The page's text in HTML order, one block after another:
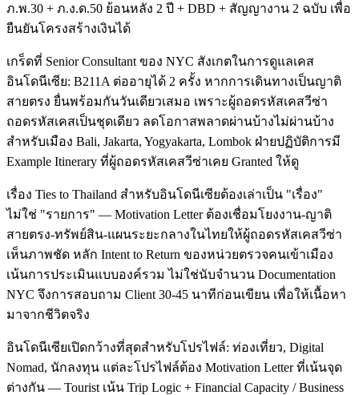
ภ.พ.30 + ภ.ง.ด.50 ย้อนหลัง 2 ปี + DBD + สัญญางาน 2 ฉบับ เพื่อ
ยืนยันโครงสร้างเงินได้
เกร็ดที่ Senior Consultant ของ NYC สังเกตในการดูแลเคส
อินโดนีเซีย: B211A ต่ออายุได้ 2 ครั้ง หากการเดินทางเป็นญาติ
สายตรง ยื่นพร้อมกันวันเดียวเสมอ เพราะผู้ถอดรหัสเคสวีซ่า
ถอดรหัสเคสเป็นชุดเดียว ลดโอกาสพลาดผ่านบ้างไม่ผ่านบ้าง
สำหรับเมือง Bali, Jakarta, Yogyakarta, Lombok ฝ่ายปฏิบัติการมี
Example Itinerary ที่ผู้ถอดรหัสเคสวีซ่าเคย Granted ให้ดู
เรื่อง Ties to Thailand สำหรับอินโดนีเซียต้องเล่าเป็น "เรื่อง"
ไม่ใช่ "รายการ" — Motivation Letter ต้องเชื่อมโยงงาน-ญาติ
สายตรง-ทรัพย์สิน-แผนระยะกลางในไทยให้ผู้ถอดรหัสเคสวีซ่า
เห็นภาพชัด หลัก Intent to Return ของหน่วยตรวจคนเข้าเมือง
เน้นการประเมินแบบองค์รวม ไม่ใช่นับจำนวน Documentation
NYC จึงการสอบถาม Client 30-45 นาทีก่อนเขียน เพื่อให้เนื้อหา
มาจากชีวิตจริง
อินโดนีเซียเปิดกว้างที่สุดสำหรับโปรไฟล์: ท่องเที่ยว, Digital
Nomad, นักลงทุน แต่ละโปรไฟล์ต้อง Motivation Letter ที่เน้นจุด
ต่างกัน — Tourist เน้น Trip Logic + Financial Capacity / Business